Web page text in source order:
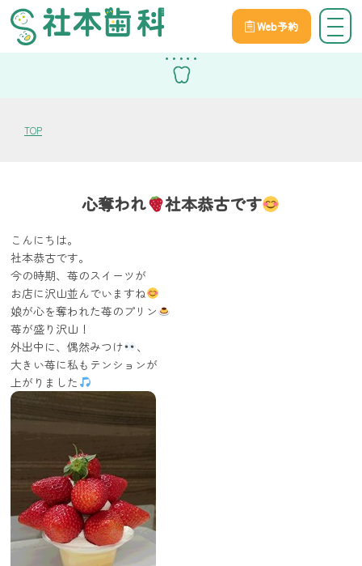
Web予約
スタッフブログ
TOP
心奪われ 社本恭古です
こんにちは。
社本恭古です。
今の時期、苺のスイーツが
お店に沢山並んでいますね
娘が心を奪われた苺のプリン
苺が盛り沢山！
外出中に、偶然みつけ
、
大きい苺に私もテンションが
上がりました